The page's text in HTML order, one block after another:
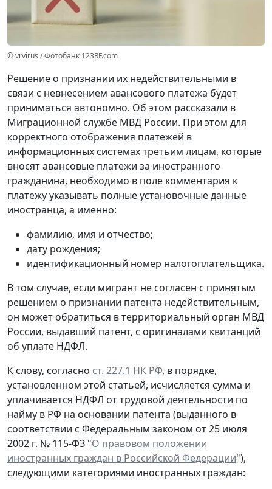
© vrvirus / Фотобанк 123RF.com
Решение о признании их недействительными в
связи с невнесением авансового платежа будет
приниматься автономно. Об этом рассказали в
Миграционной службе МВД России. При этом для
корректного отображения платежей в
информационных системах третьим лицам, которые
вносят авансовые платежи за иностранного
гражданина, необходимо в поле комментария к
платежу указывать полные установочные данные
иностранца, а именно:
фамилию, имя и отчество;
дату рождения;
идентификационный номер налогоплательщика.
В том случае, если мигрант не согласен с принятым
решением о признании патента недействительным,
он может обратиться в территориальный орган МВД
России, выдавший патент, с оригиналами квитанций
об уплате НДФЛ.
К слову, согласно ст. 227.1 НК РФ, в порядке,
установленном этой статьей, исчисляется сумма и
уплачивается НДФЛ от трудовой деятельности по
найму в РФ на основании патента (выданного в
соответствии с Федеральным законом от 25 июля
2002 г. № 115-ФЗ "О правовом положении
иностранных граждан в Российской Федерации"),
следующими категориями иностранных граждан: